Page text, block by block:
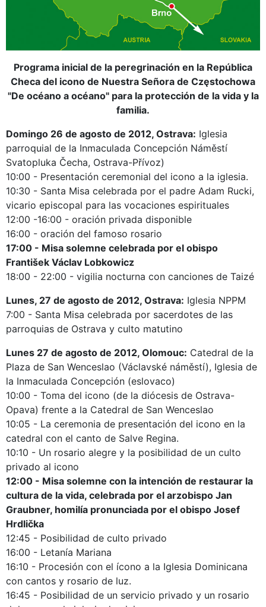
Programa inicial de la peregrinación en la República
Checa del icono de Nuestra Señora de Częstochowa
"De océano a océano" para la protección de la vida y la
familia.
Domingo 26 de agosto de 2012, Ostrava: Iglesia
parroquial de la Inmaculada Concepción Náměstí
Svatopluka Čecha, Ostrava-Přívoz)
10:00 - Presentación ceremonial del icono a la iglesia.
10:30 - Santa Misa celebrada por el padre Adam Rucki,
vicario episcopal para las vocaciones espirituales
12:00 -16:00 - oración privada disponible
16:00 - oración del famoso rosario
17:00 - Misa solemne celebrada por el obispo
František Václav Lobkowicz
18:00 - 22:00 - vigilia nocturna con canciones de Taizé
Lunes, 27 de agosto de 2012, Ostrava: Iglesia NPPM
7:00 - Santa Misa celebrada por sacerdotes de las
parroquias de Ostrava y culto matutino
Lunes 27 de agosto de 2012, Olomouc: Catedral de la
Plaza de San Wenceslao (Václavské náměstí), Iglesia de
la Inmaculada Concepción (eslovaco)
10:00 - Toma del icono (de la diócesis de Ostrava-
Opava) frente a la Catedral de San Wenceslao
10:05 - La ceremonia de presentación del icono en la
catedral con el canto de Salve Regina.
10:10 - Un rosario alegre y la posibilidad de un culto
privado al icono
12:00 - Misa solemne con la intención de restaurar la
cultura de la vida, celebrada por el arzobispo Jan
Graubner, homilía pronunciada por el obispo Josef
Hrdlička
12:45 - Posibilidad de culto privado
16:00 - Letanía Mariana
16:10 - Procesión con el ícono a la Iglesia Dominicana
con cantos y rosario de luz.
16:45 - Posibilidad de un servicio privado y un rosario